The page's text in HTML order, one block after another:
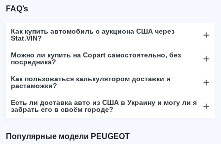
FAQ’s
Как купить автомобиль с аукциона США через
Stat.VIN?
Можно ли купить на Copart самостоятельно, без
посредника?
Как пользоваться калькулятором доставки и
растаможки?
Есть ли доставка авто из США в Украину и могу ли я
забрать его в своём городе?
Популярные модели PEUGEOT